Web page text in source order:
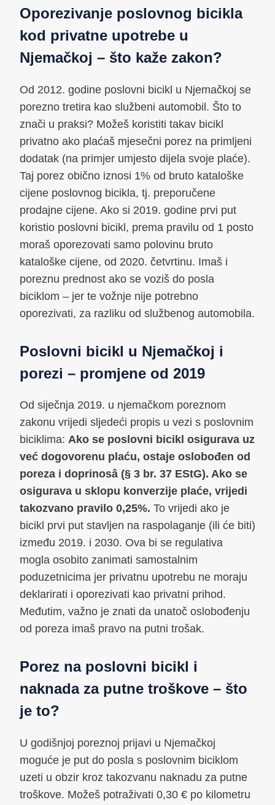
Oporezivanje poslovnog bicikla
kod privatne upotrebe u
Njemačkoj – što kaže zakon?
Od 2012. godine poslovni bicikl u Njemačkoj se
porezno tretira kao službeni automobil. Što to
znači u praksi? Možeš koristiti takav bicikl
privatno ako plaćaš mjesečni porez na primljeni
dodatak (na primjer umjesto dijela svoje plaće).
Taj porez obično iznosi 1% od bruto kataloške
cijene poslovnog bicikla, tj. preporučene
prodajne cijene. Ako si 2019. godine prvi put
koristio poslovni bicikl, prema pravilu od 1 posto
moraš oporezovati samo polovinu bruto
kataloške cijene, od 2020. četvrtinu. Imaš i
poreznu prednost ako se voziš do posla
biciklom – jer te vožnje nije potrebno
oporezivati, za razliku od službenog automobila.
Poslovni bicikl u Njemačkoj i
porezi – promjene od 2019
Od siječnja 2019. u njemačkom poreznom
zakonu vrijedi sljedeći propis u vezi s poslovnim
biciklima: Ako se poslovni bicikl osigurava uz
već dogovorenu plaću, ostaje oslobođen od
poreza i doprinosâ (§ 3 br. 37 EStG). Ako se
osigurava u sklopu konverzije plaće, vrijedi
takozvano pravilo 0,25%. To vrijedi ako je
bicikl prvi put stavljen na raspolaganje (ili će biti)
između 2019. i 2030. Ova bi se regulativa
mogla osobito zanimati samostalnim
poduzetnicima jer privatnu upotrebu ne moraju
deklarirati i oporezivati kao privatni prihod.
Međutim, važno je znati da unatoč oslobođenju
od poreza imaš pravo na putni trošak.
Porez na poslovni bicikl i
naknada za putne troškove – što
je to?
U godišnjoj poreznoj prijavi u Njemačkoj
moguće je put do posla s poslovnim biciklom
uzeti u obzir kroz takozvanu naknadu za putne
troškove. Možeš potraživati 0,30 € po kilometru